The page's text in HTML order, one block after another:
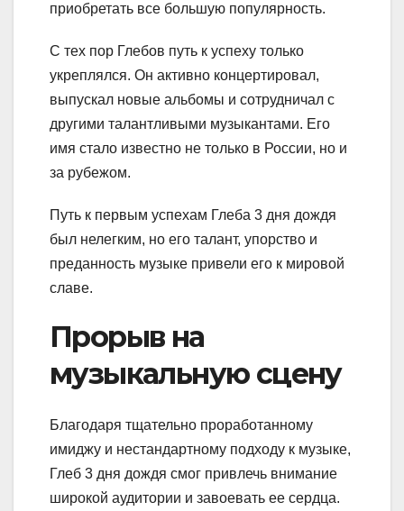
приобретать все большую популярность.
С тех пор Глебов путь к успеху только
укреплялся. Он активно концертировал,
выпускал новые альбомы и сотрудничал с
другими талантливыми музыкантами. Его
имя стало известно не только в России, но и
за рубежом.
Путь к первым успехам Глеба 3 дня дождя
был нелегким, но его талант, упорство и
преданность музыке привели его к мировой
славе.
Прорыв на
музыкальную сцену
Благодаря тщательно проработанному
имиджу и нестандартному подходу к музыке,
Глеб 3 дня дождя смог привлечь внимание
широкой аудитории и завоевать ее сердца.